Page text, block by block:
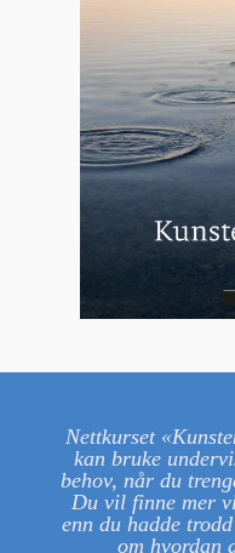
Nettkurset
kan bruke
behov, når du
Du vil finne mer
enn du hadde
om hvordan